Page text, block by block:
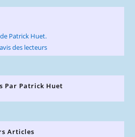
Patrick Huet.
des lecteurs
Par Patrick Huet
Articles